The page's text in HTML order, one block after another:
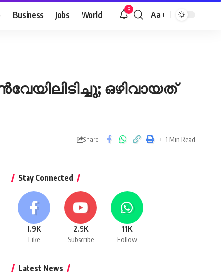
Business Jobs World 9
Font
Aa
ഒഴിവായത്
Share 1 Min Read
Stay Connected
1.9K
Like
2.9K
Subscribe
11K
Follow
Latest News